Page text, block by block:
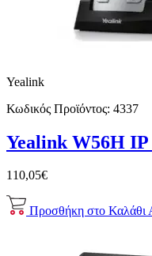
Yealink
Κωδικός Προϊόντος: 4337
Yealink W56H IP
110,05€
Προσθήκη στο Καλάθι